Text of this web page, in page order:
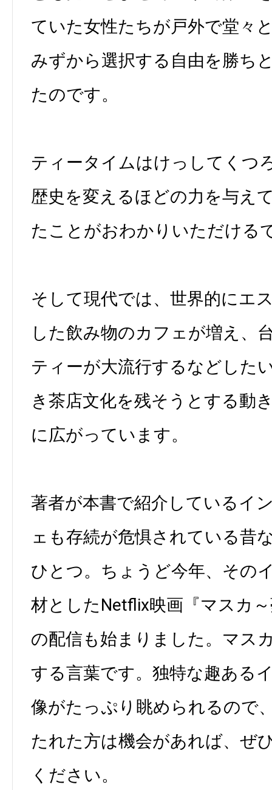
ていた女性たちが戸外で堂々
みずから選択する自由を勝ち
たのです。
ティータイムはけっしてくつ
歴史を変えるほどの力を与え
たことがおわかりいただける
そして現代では、世界的にエ
した飲み物のカフェが増え、
ティーが大流行するなどした
き茶店文化を残そうとする動
に広がっています。
著者が本書で紹介しているイ
ェも存続が危惧されている昔
ひとつ。ちょうど今年、その
材としたNetflix映画『マスカ
の配信も始まりました。マス
する言葉です。独特な趣ある
像がたっぷり眺められるので
たれた方は機会があれば、ぜ
ください。